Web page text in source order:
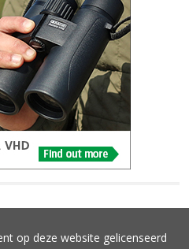
op deze website gelicenseerd